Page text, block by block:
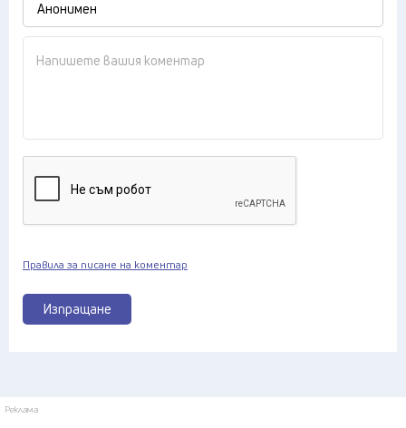
Изпращане
Правила за писане на коментар
Реклама